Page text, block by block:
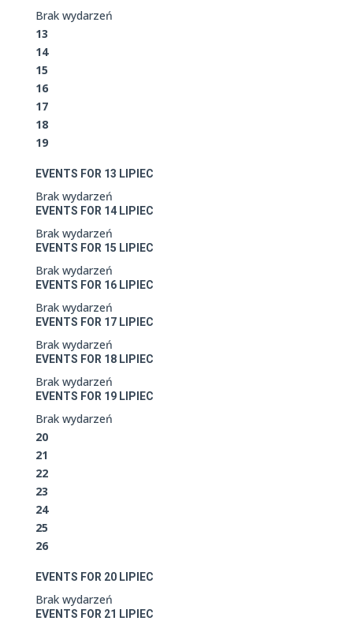
Brak wydarzeń
13
14
15
16
17
18
19
EVENTS FOR 13 LIPIEC
Brak wydarzeń
EVENTS FOR 14LIPIEC
Brak wydarzeń
EVENTS FOR 15 LIPIEC
Brak wydarzeń
EVENTS FOR 16LIPIEC
Brak wydarzeń
EVENTS FOR 17LIPIEC
Brak wydarzeń
EVENTS FOR 18LIPIEC
Brak wydarzeń
EVENTS FOR 19LIPIEC
Brak wydarzeń
20
21
22
23
24
25
26
EVENTS FOR 20LIPIEC
Brak wydarzeń
EVENTS FOR 21 LIPIEC